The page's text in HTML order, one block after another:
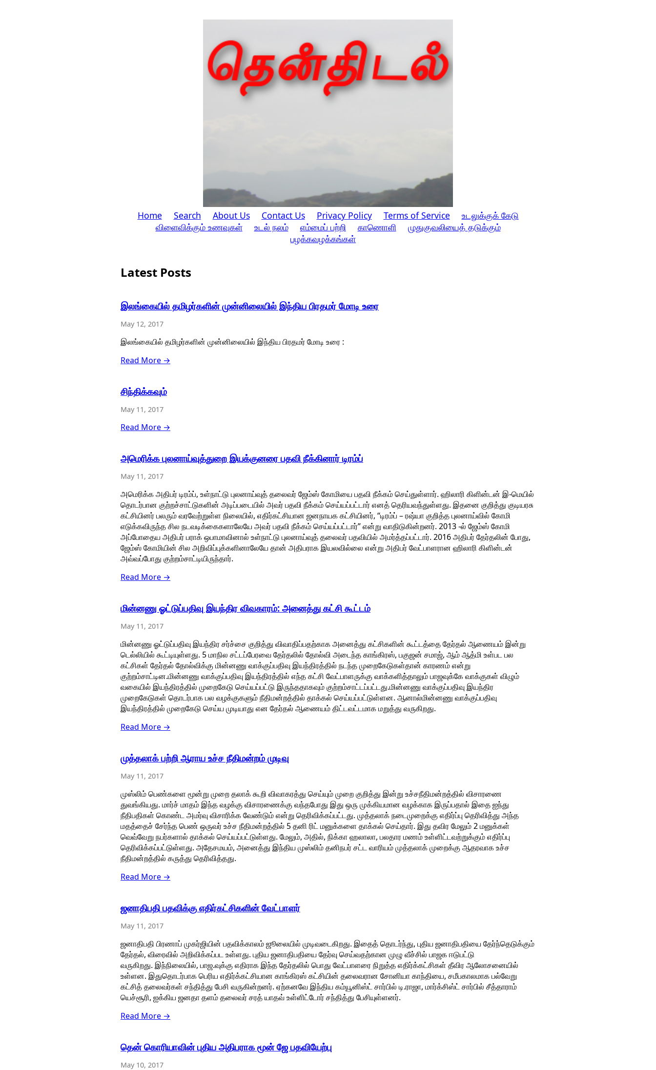
Home Search About Us Contact Us Privacy Policy Terms of Service
உடலுக்குக் கேடு
விளைவிக்கும் உணவுகள்
உடல் நலம் எம்மைப் பற்றி காணொளி
முதுகுவலியைத் தடுக்கும்
பழக்கவழக்கங்கள்
Latest Posts
இலங்கையில் தமிழர்களின் முன்னிலையில் இந்திய பிரதமர் மோடி உரை
May 12, 2017
இலங்கையில் தமிழர்களின் முன்னிலையில் இந்திய பிரதமர் மோடி உரை :
Read More →
சிந்திக்கவும்
May 11, 2017
Read More →
அமெரிக்க புலனாய்வுத்துறை இயக்குனரை பதவி நீக்கினார் டிரம்ப்
May 11, 2017
அமெரிக்க அதிபர் டிரம்ப், உள்நாட்டு புலனாய்வுத் தலைவர் ஜேம்ஸ் கோமியை பதவி நீக்கம் செய்துள்ளார். ஹிலாரி கிளின்டன் இ-மெயில்
தொடர்பான குற்றச்சாட்டுகளின் அடிப்படையில் அவர் பதவி நீக்கம் செய்யப்பட்டார் எனத் தெரியவந்துள்ளது. இதனை குறித்து குடியரசு
கட்சியினர் பலரும் வரவேற்றுள்ள நிலையில், எதிர்கட்சியான ஜனநாயக கட்சியினர், “டிரம்ப் – ரஷ்யா குறித்த புலனாய்வில் கோமி
எடுக்கவிருந்த சில நடவடிக்கைகளாலேயே அவர் பதவி நீக்கம் செய்யப்பட்டார்” என்று வாதிடுகின்றனர். 2013 -ல் ஜேம்ஸ் கோமி
அப்போதைய அதிபர் பராக் ஒபாமாவினால் உள்நாட்டு புலனாய்வுத் தலைவர் பதவியில் அமர்த்தப்பட்டார். 2016 அதிபர் தேர்தலின் போது,
ஜேம்ஸ் கோமியின் சில அறிவிப்புக்களினாலேயே தான் அதிபராக இயலவில்லை என்று அதிபர் வேட்பாளரான ஹிலாரி கிளின்டன்
அவ்வப்போது குற்றம்சாட்டியிருந்தார்.
Read More →
மின்னணு ஓட்டுப்பதிவு இயந்திர விவகாரம்: அனைத்து கட்சி கூட்டம்
May 11, 2017
மின்னணு ஓட்டுப்பதிவு இயந்திர சர்ச்சை குறித்து விவாதிப்பதற்காக அனைத்து கட்சிகளின் கூட்டத்தை தேர்தல் ஆணையம் இன்று
டெல்லியில் கூட்டியுள்ளது. 5 மாநில சட்டப்பேரவை தேர்தலில் தோல்வி அடைந்த காங்கிரஸ், பகுஜன் சமாஜ், ஆம் ஆத்மி உள்பட பல
கட்சிகள் தேர்தல் தோல்விக்கு மின்னணு வாக்குப்பதிவு இயந்திரத்தில் நடந்த முறைகேடுகள்தான் காரணம் என்று
குற்றம்சாட்டின.மின்னணு வாக்குப்பதிவு இயந்திரத்தில் எந்த கட்சி வேட்பாளருக்கு வாக்களித்தாலும் பாஜவுக்கே வாக்குகள் விழும்
வகையில் இயந்திரத்தில் முறைகேடு செய்யப்பட்டு இருந்ததாகவும் குற்றம்சாட்டப்பட்டது.மின்னணு வாக்குப்பதிவு இயந்திர
முறைகேடுகள் தொடர்பாக பல வழக்குகளும் நீதிமன்றத்தில் தாக்கல் செய்யப்பட்டுள்ளன. ஆனால்மின்னணு வாக்குப்பதிவு
இயந்திரத்தில் முறைகேடு செய்ய முடியாது என தேர்தல் ஆணையம் திட்டவட்டமாக மறுத்து வருகிறது.
Read More →
முத்தலாக் பற்றி ஆராய உச்ச நீதிமன்றம் முடிவு
May 11, 2017
முஸ்லிம் பெண்களை மூன்று முறை தலாக் கூறி விவாகரத்து செய்யும் முறை குறித்து இன்று உச்சநீதிமன்றத்தில் விசாரணை
துவங்கியது. மார்ச் மாதம் இந்த வழக்கு விசாரணைக்கு வந்தபோது இது ஒரு முக்கியமான வழக்காக இருப்பதால் இதை ஐந்து
நீதிபதிகள் கொண்ட அமர்வு விசாரிக்க வேண்டும் என்று தெரிவிக்கப்பட்டது. முத்தலாக் நடைமுறைக்கு எதிர்ப்பு தெரிவித்து அந்த
மதத்தைச் சேர்ந்த பெண் ஒருவர் உச்ச நீதிமன்றத்தில் 5 தனி ரிட் மனுக்களை தாக்கல் செய்தார். இது தவிர மேலும் 2 மனுக்கள்
வெவ்வேறு நபர்களால் தாக்கல் செய்யப்பட்டுள்ளது. மேலும், அதில், நிக்கா ஹலாலா, பலதார மணம் உள்ளிட்டவற்றுக்கும் எதிர்ப்பு
தெரிவிக்கப்பட்டுள்ளது. அதேசமயம், அனைத்து இந்திய முஸ்லிம் தனிநபர் சட்ட வாரியம் முத்தலாக் முறைக்கு ஆதரவாக உச்ச
நீதிமன்றத்தில் கருத்து தெரிவித்தது.
Read More →
ஜனாதிபதி பதவிக்கு எதிர்கட்சிகளின் வேட்பாளர்
May 11, 2017
ஜனாதிபதி பிரணாப் முகர்ஜியின் பதவிக்காலம் ஜூலையில் முடிவடைகிறது. இதைத் தொடர்ந்து, புதிய ஜனாதிபதியை தேர்ந்தெடுக்கும்
தேர்தல், விரைவில் அறிவிக்கப்பட உள்ளது. புதிய ஜனாதிபதியை தேர்வு செய்வதற்கான முழு வீச்சில் பாஜக ஈடுபட்டு
வருகிறது. இந்நிலையில், பாஜ.வுக்கு எதிராக இந்த தேர்தலில் பொது வேட்பாளரை நிறுத்த எதிர்க்கட்சிகள் தீவிர ஆலோசனையில்
உள்ளன. இதுதொடர்பாக பெரிய எதிர்க்கட்சியான காங்கிரஸ் கட்சியின் தலைவரான சோனியா காந்தியை, சமீபகாலமாக பல்வேறு
கட்சித் தலைவர்கள் சந்தித்து பேசி வருகின்றனர். ஏற்கனவே இந்திய கம்யூனிஸ்ட் சார்பில் டி.ராஜா, மார்க்சிஸ்ட் சார்பில் சீத்தாராம்
யெச்சூரி, ஐக்கிய ஜனதா தளம் தலைவர் சரத் யாதவ் உள்ளிட்டோர் சந்தித்து பேசியுள்ளனர்.
Read More →
தென் கொரியாவின் புதிய அதிபராக மூன் ஜே பதவியேற்பு
May 10, 2017